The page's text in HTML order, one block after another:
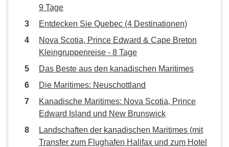
9 Tage
Entdecken Sie Quebec (4 Destinationen)
Nova Scotia, Prince Edward & Cape Breton
Kleingruppenreise - 8 Tage
Das Beste aus den kanadischen Maritimes
Die Maritimes: Neuschottland
Kanadische Maritimes: Nova Scotia, Prince
Edward Island und New Brunswick
Landschaften der kanadischen Maritimes (mit
Transfer zum Flughafen Halifax und zum Hotel